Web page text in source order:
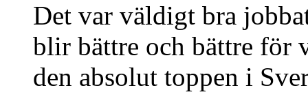
Det var väldigt bra
blir bättre och bättre för
den absolut toppen i